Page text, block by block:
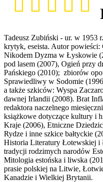
Tadeusz Zubiński - ur. w 1953
krytyk, eseista. Autor
Nikodem Dyzma w Łyskowie
pod lasem (2007), Ogień przy
Pańskiego (2010); zbiorów
Sprawiedliwy w Sodomie
a także szkiców: Wyspa
dawnej Irlandii (2008). Brat
redaktora naczelnego
książkowe dotyczące kultury i
Kraje (2006), Etniczne
Rydze i inne szkice bałtyckie
Historia Literatury Łotewskiej i
tradycji rodzimych narodów
Mitologia estońska i liwska
prasie polskiej na Litwie,
Kanadzie i Wielkiej Brytanii.